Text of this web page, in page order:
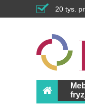
20 tys.